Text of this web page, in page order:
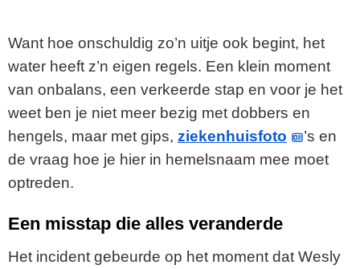
Want hoe onschuldig zo’n uitje ook begint, het
water heeft z’n eigen regels. Een klein moment
van onbalans, een verkeerde stap en voor je het
weet ben je niet meer bezig met dobbers en
hengels, maar met gips, ziekenhuisfoto
’s en
de vraag hoe je hier in hemelsnaam mee moet
optreden.
Een misstap die alles veranderde
Het incident gebeurde op het moment dat Wesly